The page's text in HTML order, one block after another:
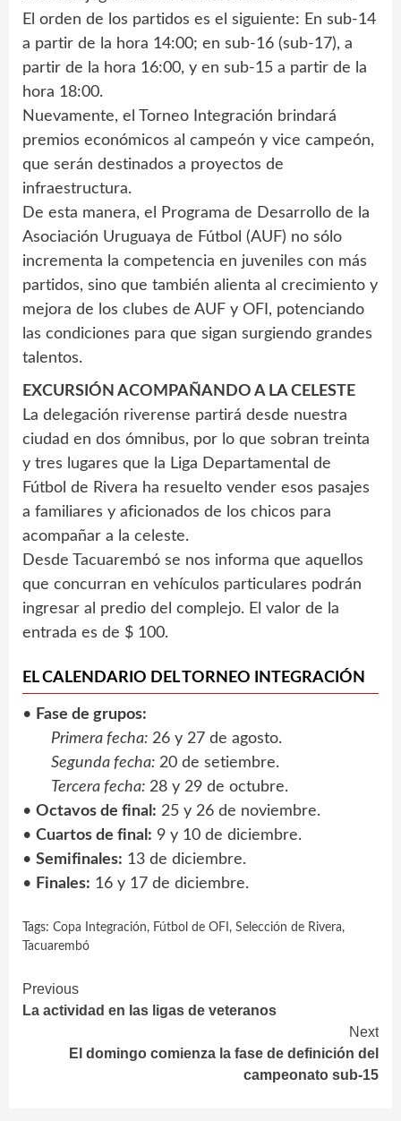
El orden de los partidos es el siguiente: En sub-14
a partir de la hora 14:00; en sub-16 (sub-17), a
partir de la hora 16:00, y en sub-15 a partir de la
hora 18:00.
Nuevamente, el Torneo Integración brindará
premios económicos al campeón y vice campeón,
que serán destinados a proyectos de
infraestructura.
De esta manera, el Programa de Desarrollo de la
Asociación Uruguaya de Fútbol (AUF) no sólo
incrementa la competencia en juveniles con más
partidos, sino que también alienta al crecimiento y
mejora de los clubes de AUF y OFI, potenciando
las condiciones para que sigan surgiendo grandes
talentos.
EXCURSIÓN ACOMPAÑANDO A LA CELESTE
La delegación riverense partirá desde nuestra
ciudad en dos ómnibus, por lo que sobran treinta
y tres lugares que la Liga Departamental de
Fútbol de Rivera ha resuelto vender esos pasajes
a familiares y aficionados de los chicos para
acompañar a la celeste.
Desde Tacuarembó se nos informa que aquellos
que concurran en vehículos particulares podrán
ingresar al predio del complejo. El valor de la
entrada es de $ 100.
EL CALENDARIO DEL TORNEO INTEGRACIÓN
• Fase de grupos:
Primera fecha: 26 y 27 de agosto.
Segunda fecha: 20 de setiembre.
Tercera fecha: 28 y 29 de octubre.
• Octavos de final: 25 y 26 de noviembre.
• Cuartos de final: 9 y 10 de diciembre.
• Semifinales: 13 de diciembre.
• Finales: 16 y 17 de diciembre.
Tags: Copa Integración, Fútbol de OFI , Selección de Rivera,
Tacuarembó
Continue
Reading
Previous
La actividad en las ligas de veteranos
Next
El domingo comienza la fase de definición del
campeonato sub-15